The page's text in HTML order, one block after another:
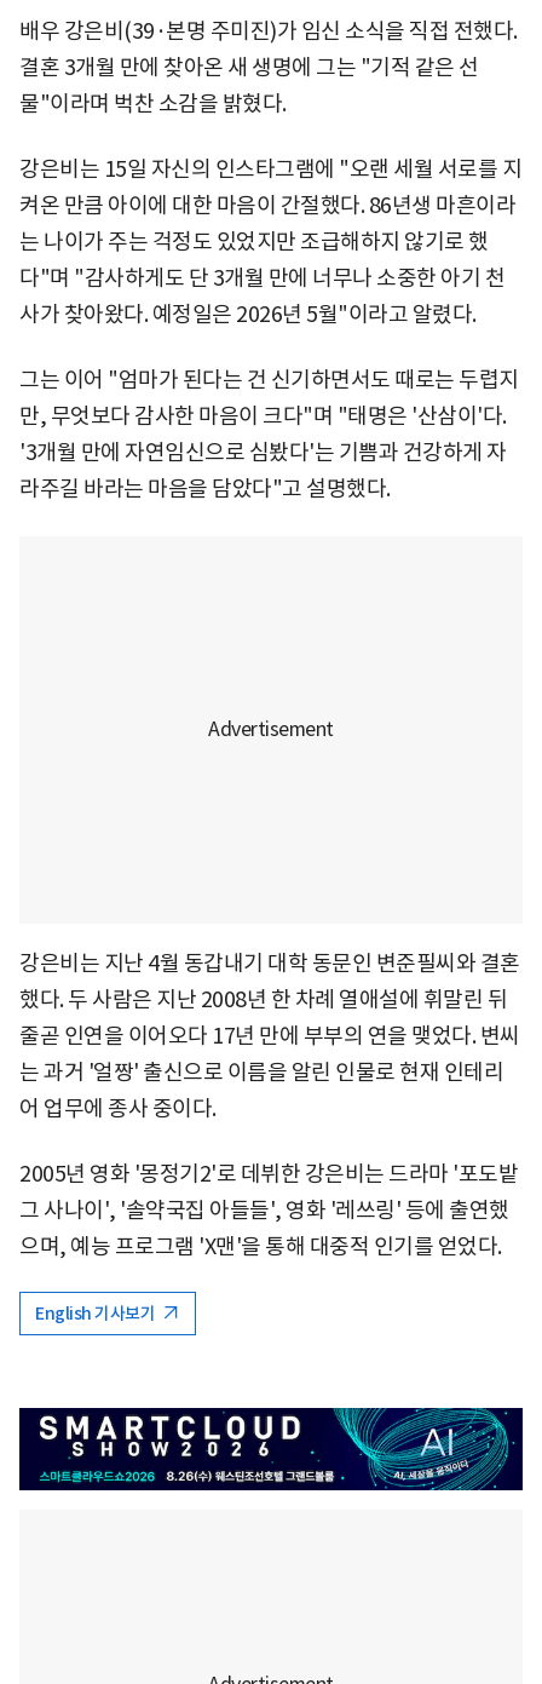
배우 강은비(39·본명 주미진)가 임신 소식을 직접 전했다.
결혼 3개월 만에 찾아온 새 생명에 그는 "기적 같은 선
물"이라며 벅찬 소감을 밝혔다.
강은비는 15일 자신의 인스타그램에 "오랜 세월 서로를 지
켜온 만큼 아이에 대한 마음이 간절했다. 86년생 마흔이라
는 나이가 주는 걱정도 있었지만 조급해하지 않기로 했
다"며 "감사하게도 단 3개월 만에 너무나 소중한 아기 천
사가 찾아왔다. 예정일은 2026년 5월"이라고 알렸다.
그는 이어 "엄마가 된다는 건 신기하면서도 때로는 두렵지
만, 무엇보다 감사한 마음이 크다"며 "태명은 '산삼이'다.
'3개월 만에 자연임신으로 심봤다'는 기쁨과 건강하게 자
라주길 바라는 마음을 담았다"고 설명했다.
강은비는 지난 4월 동갑내기 대학 동문인 변준필씨와 결혼
했다. 두 사람은 지난 2008년 한 차례 열애설에 휘말린 뒤
줄곧 인연을 이어오다 17년 만에 부부의 연을 맺었다. 변씨
는 과거 '얼짱' 출신으로 이름을 알린 인물로 현재 인테리
어 업무에 종사 중이다.
2005년 영화 '몽정기2'로 데뷔한 강은비는 드라마 '포도밭
그 사나이', '솔약국집 아들들', 영화 '레쓰링' 등에 출연했
으며, 예능 프로그램 'X맨'을 통해 대중적 인기를 얻었다.
English 기사보기